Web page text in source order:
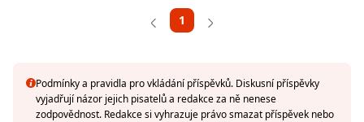
1
Podmínky a pravidla pro vkládání příspěvků. Diskusní příspěvky
vyjadřují názor jejich pisatelů a redakce za ně nenese
zodpovědnost. Redakce si vyhrazuje právo smazat příspěvek nebo